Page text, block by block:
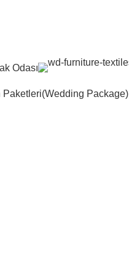
Odası
Paketleri(Wedding Package)